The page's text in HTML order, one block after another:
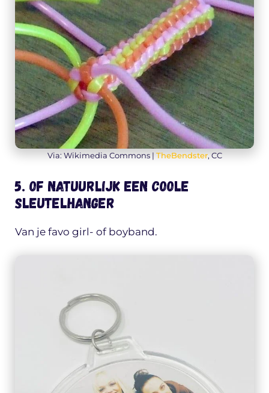
Via: Wikimedia Commons | TheBendster, CC
5. Of natuurlijk een coole
sleutelhanger
Van je favo girl- of boyband.